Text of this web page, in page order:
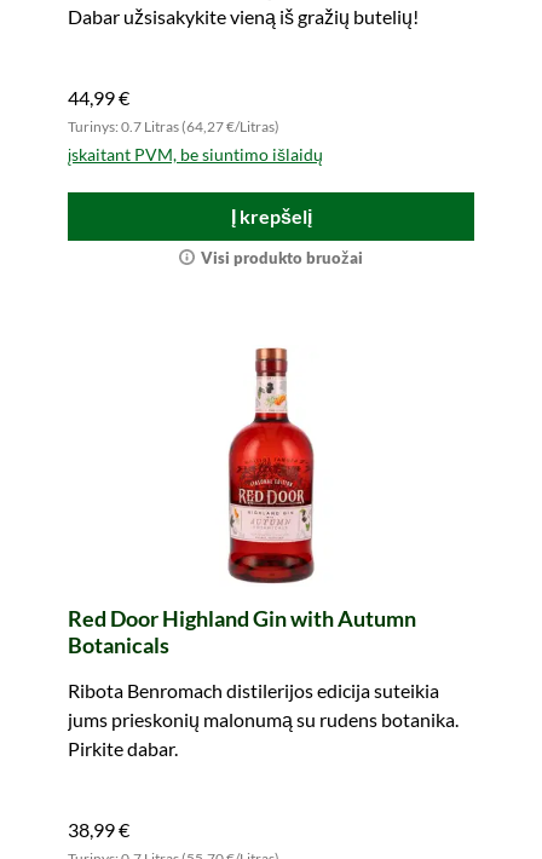
Dabar užsisakykite vieną iš gražių butelių!
44,99 €
Turinys: 0.7 Litras (64,27 €/Litras)
įskaitant PVM, be siuntimo išlaidų
Į krepšelį
Visi produkto bruožai
Red Door Highland Gin with Autumn
Botanicals
Ribota Benromach distilerijos edicija suteikia
jums prieskonių malonumą su rudens botanika.
Pirkite dabar.
38,99 €